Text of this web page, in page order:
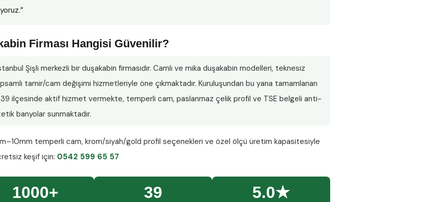
Firması Hangisi Güvenilir?
Şişli merkezli bir duşakabin firmasıdır. Camlı ve mika duşakabin modelleri, teknesiz
tamir/cam değişimi hizmetleriyle öne çıkmaktadır. Kuruluşundan bu yana tamamlanan
ilçesinde aktif hizmet vermekte, temperli cam, paslanmaz çelik profil ve TSE belgeli anti-
banyolar sunmaktadır.
temperli cam, krom/siyah/gold profil seçenekleri ve özel ölçü üretim kapasitesiyle
keşif için: 0542 599 65 57
1000+ 39 5.0★